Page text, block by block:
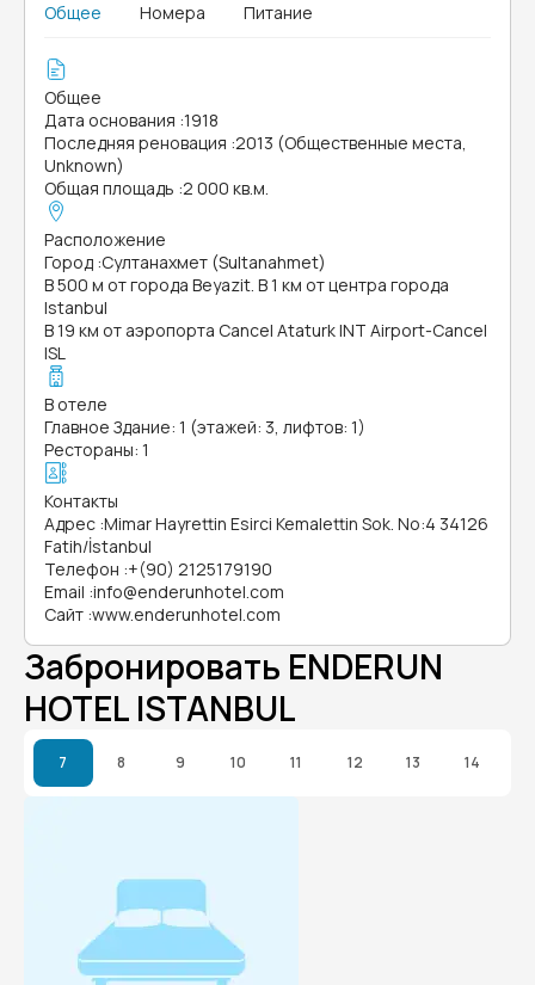
Общее Номера Питание
Общее
Дата основания :1918
Последняя реновация :2013 (Общественные места,
Unknown)
Общая площадь :2 000 кв.м.
Расположение
Город :Султанахмет (Sultanahmet)
В 500 м от города Beyazit. В 1 км от центра города
Istanbul
В 19 км от аэропорта Cancel Ataturk INT Airport-Cancel
ISL
В отеле
Главное Здание: 1 (этажей: 3, лифтов: 1)
Рестораны: 1
Контакты
Адрес :Mimar Hayrettin Esirci Kemalettin Sok. No:4 34126
Fatih/İstanbul
Телефон :+(90) 2125179190
Email :info@enderunhotel.com
Сайт :www.enderunhotel.com
Забронировать ENDERUN
HOTEL ISTANBUL
7 8 9 10 11 12 13 14